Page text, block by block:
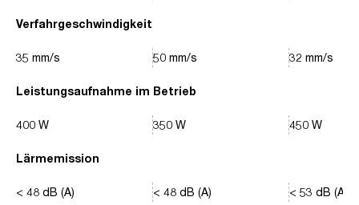
Verfahrgeschwindigkeit
Leistungsaufnahme im Betrieb
Lärmemission
35 mm/s
400 W
< 48 dB (A)
50 mm/s
350 W
< 48 dB (A)
32 mm/s
450 W
< 53 dB (A)